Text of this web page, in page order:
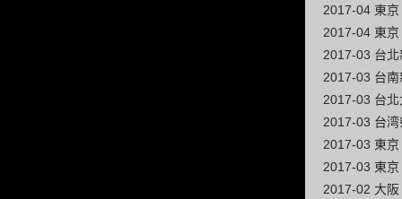
2017-04 東京
2017-04 東京
2017-03 台北
2017-03 台
2017-03 台
2017-03 台
2017-03 東
2017-03 東
2017-02 大阪